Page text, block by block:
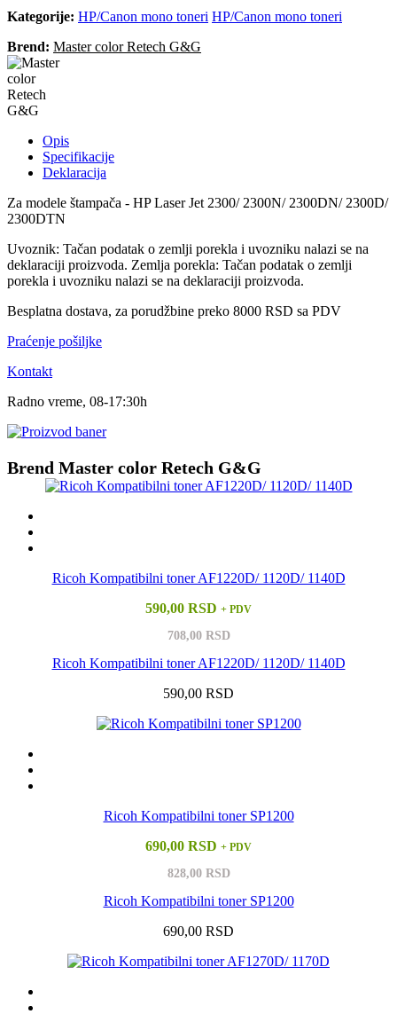
Kategorije: HP/Canon mono toneri HP/Canon mono toneri
Brend: Master color Retech G&G
Opis
Specifikacije
Deklaracija
Za modele štampača - HP Laser Jet 2300/ 2300N/ 2300DN/ 2300D/
2300DTN
Uvoznik: Tačan podatak o zemlji porekla i uvozniku nalazi se na
deklaraciji proizvoda. Zemlja porekla: Tačan podatak o zemlji
porekla i uvozniku nalazi se na deklaraciji proizvoda.
Besplatna dostava, za porudžbine preko 8000 RSD sa PDV
Praćenje pošiljke
Kontakt
Radno vreme, 08-17:30h
Brend Master color Retech G&G
Ricoh Kompatibilni toner AF1220D/ 1120D/ 1140D
590,00 RSD + PDV
708,00 RSD
Ricoh Kompatibilni toner AF1220D/ 1120D/ 1140D
590,00 RSD
Ricoh Kompatibilni toner SP1200
690,00 RSD + PDV
828,00 RSD
Ricoh Kompatibilni toner SP1200
690,00 RSD